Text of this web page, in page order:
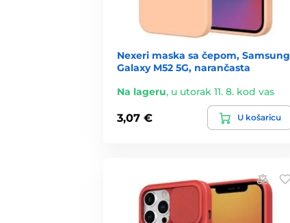
Nexeri maska sa čepom, Samsung
Galaxy M52 5G, narančasta
Na lageru, u utorak 11. 8. kod vas
3,07 € U košaricu